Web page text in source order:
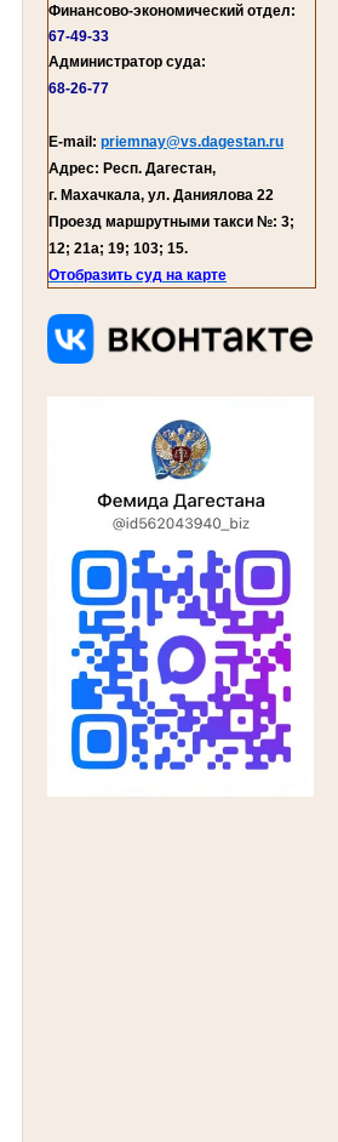
Финансово-экономический отдел:
67-49-33
Администратор суда:
68-26-77
E-mail: priemnay@vs.dagestan.ru
Адрес: Респ. Дагестан,
г. Махачкала, ул. Даниялова 22
Проезд маршрутными такси №: 3;
12; 21а; 19; 103; 15.
Отобразить суд на карте